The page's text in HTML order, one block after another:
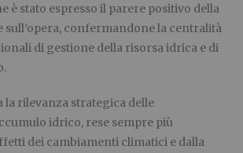
è stato espresso il parere positivo della
sull’opera, confermandone la centralità
di gestione della risorsa idrica e di
la rilevanza strategica delle
idrico, rese sempre più
dei cambiamenti climatici e dalla